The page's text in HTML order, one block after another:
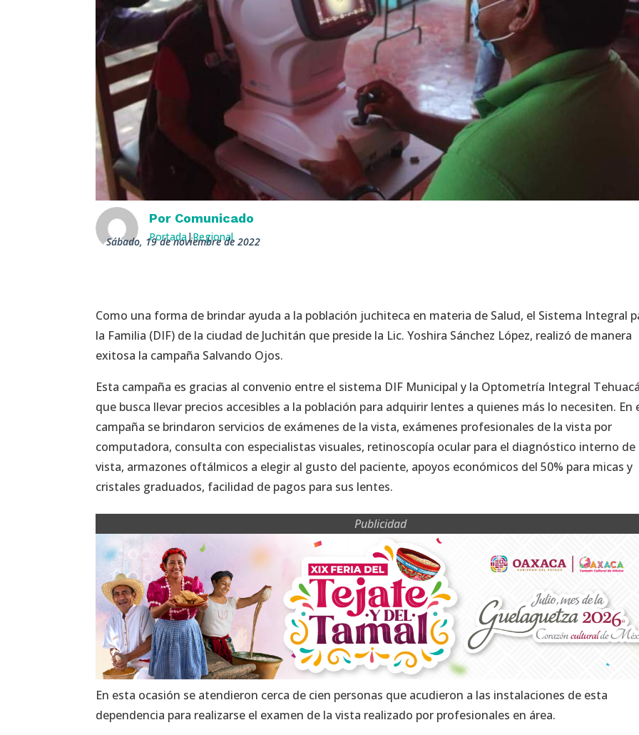
Por Comunicado
Portada|Regional
sábado, 19 de noviembre de 2022
Como una forma de brindar ayuda a la población juchiteca en materia de Salud, el Sistema Integral
la Familia (DIF) de la ciudad de Juchitán que preside la Lic. Yoshira Sánchez López, realizó de manera
exitosa la campaña Salvando Ojos.
Esta campaña es gracias al convenio entre el sistema DIF Municipal y la Optometría Integral
que busca llevar precios accesibles a la población para adquirir lentes a quienes más lo necesiten. En
campaña se brindaron servicios de exámenes de la vista, exámenes profesionales de la vista por
computadora, consulta con especialistas visuales, retinoscopía ocular para el diagnóstico interno de
vista, armazones oftálmicos a elegir al gusto del paciente, apoyos económicos del 50% para micas y
cristales graduados, facilidad de pagos para sus lentes.
Publicidad
En esta ocasión se atendieron cerca de cien personas que acudieron a las instalaciones de esta
dependencia para realizarse el examen de la vista realizado por profesionales en área.